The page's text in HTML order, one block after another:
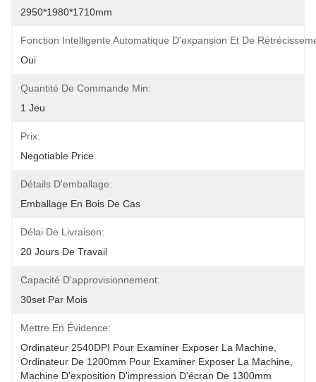
2950*1980*1710mm
Fonction Intelligente Automatique D'expansion Et De
Oui
Quantité De Commande Min:
1 Jeu
Prix:
Negotiable Price
Détails D'emballage:
Emballage En Bois De Cas
Délai De Livraison:
20 Jours De Travail
Capacité D'approvisionnement:
30set Par Mois
Mettre En Évidence:
Ordinateur 2540DPI Pour Examiner Exposer La Machine
Ordinateur De 1200mm Pour Examiner Exposer La Machine
Machine D'exposition D'impression D'écran De 1300mm